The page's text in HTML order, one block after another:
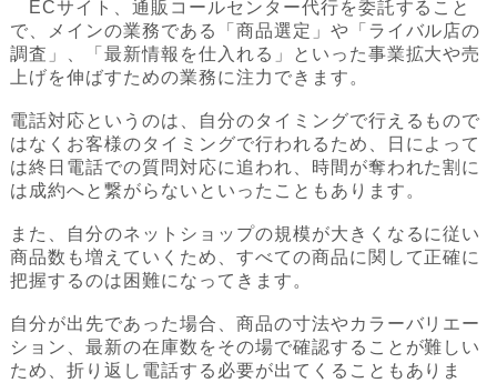
ECサイト、通販コールセンター代行を委託すること
で、メインの業務である「商品選定」や「ライバル店の
調査」、「最新情報を仕入れる」といった事業拡大や売
上げを伸ばすための業務に注力できます。
電話対応というのは、自分のタイミングで行えるもので
はなくお客様のタイミングで行われるため、日によって
は終日電話での質問対応に追われ、時間が奪われた割に
は成約へと繋がらないといったこともあります。
また、自分のネットショップの規模が大きくなるに従い
商品数も増えていくため、すべての商品に関して正確に
把握するのは困難になってきます。
自分が出先であった場合、商品の寸法やカラーバリエー
ション、最新の在庫数をその場で確認することが難しい
ため、折り返し電話する必要が出てくることもありま